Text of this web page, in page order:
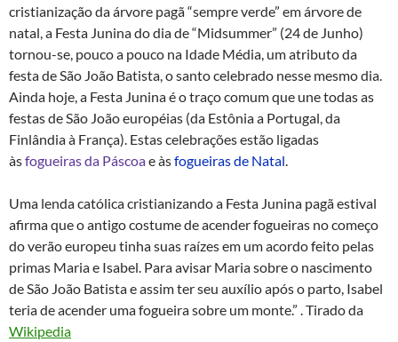
cristianização da árvore pagã “sempre verde” em árvore de
natal, a Festa Junina do dia de “Midsummer” (24 de Junho)
tornou-se, pouco a pouco na Idade Média, um atributo da
festa de São João Batista, o santo celebrado nesse mesmo dia.
Ainda hoje, a Festa Junina é o traço comum que une todas as
festas de São João européias (da Estônia a Portugal, da
Finlândia à França). Estas celebrações estão ligadas
àsfogueiras da Páscoae àsfogueiras de Natal.
Uma lenda católica cristianizando a Festa Junina pagã estival
afirma que o antigo costume de acender fogueiras no começo
do verão europeu tinha suas raízes em um acordo feito pelas
primas Maria e Isabel. Para avisar Maria sobre o nascimento
de São João Batista e assim ter seu auxílio após o parto, Isabel
teria de acender uma fogueira sobre um monte.” . Tirado da
Wikipedia